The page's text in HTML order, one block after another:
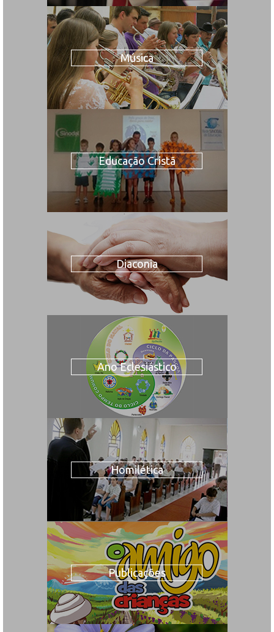
Música
Educação Cristã
Diaconia
Ano Eclesiástico
Homilética
Publicações